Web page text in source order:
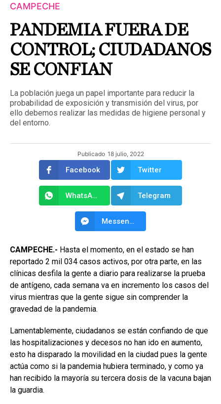
CAMPECHE
PANDEMIA FUERA DE
CONTROL; CIUDADANOS
SE CONFIAN
La población juega un papel importante para reducir la
probabilidad de exposición y transmisión del virus, por
ello debemos realizar las medidas de higiene personal y
del entorno.
Publicado 18 julio, 2022
Facebook Twitter
WhatsApp Telegram
Messenger
CAMPECHE.- Hasta el momento, en el estado se han
reportado 2 mil 034 casos activos, por otra parte, en las
clínicas desfila la gente a diario para realizarse la prueba
de antígeno, cada semana va en incremento los casos del
virus mientras que la gente sigue sin comprender la
gravedad de la pandemia.
Lamentablemente, ciudadanos se están confiando de que
las hospitalizaciones y decesos no han ido en aumento,
esto ha disparado la movilidad en la ciudad pues la gente
actúa como si la pandemia hubiera terminado, y como ya
han recibido la mayoría su tercera dosis de la vacuna bajan
la guardia.